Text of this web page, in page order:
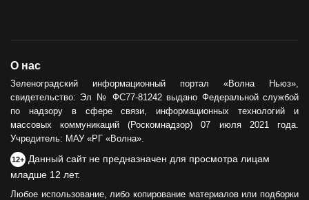
О нас
Зеленоградский информационный портал «Волна Ньюз»,
свидетельство: Эл № ФС77-81242 выдано Федеральной службой
по надзору в сфере связи, информационных технологий и
массовых коммуникаций (Роскомнадзор) 07 июля 2021 года.
Учредитель: МАУ «РГ «Волна».
12+ Данный сайт не предназначен для просмотра лицам
младше 12 лет.
Любое использование, либо копирование материалов или подборки